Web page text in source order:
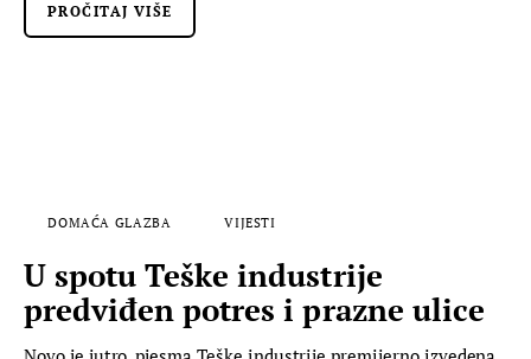
PROČITAJ VIŠE
DOMAĆA GLAZBA VIJESTI
U spotu Teške industrije
predviđen potres i prazne ulice